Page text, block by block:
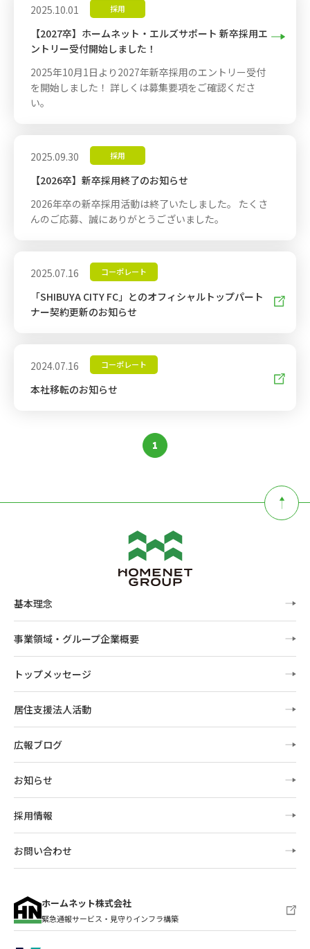
2025.10.01 採用
【2027卒】ホームネット・エルズサポート 新卒採用エ
ントリー受付開始しました！
2025年10月1日より2027年新卒採用のエントリー受付
を開始しました！ 詳しくは募集要項をご確認くださ
い。
2025.09.30 採用
【2026卒】新卒採用終了のお知らせ
2026年卒の新卒採用活動は終了いたしました。 たくさ
んのご応募、誠にありがとうございました。
2025.07.16 コーポレート
「SHIBUYA CITY FC」とのオフィシャルトップパート
ナー契約更新のお知らせ
2024.07.16 コーポレート
本社移転のお知らせ
1ページ目
ペー
基本理念
事業領域・グループ企業概要
トップメッセージ
居住支援法人活動
広報ブログ
お知らせ
採用情報
お問い合わせ
ホームネット株式会社
緊急通報サービス・見守りインフラ構築
新しいWindowで開きます